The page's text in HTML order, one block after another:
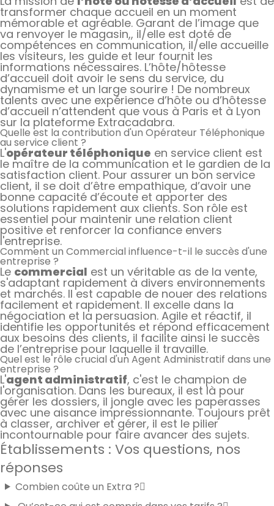
transformer chaque accueil en un moment
mémorable et agréable. Garant de l’image que
va renvoyer le magasin,, il/elle est doté de
compétences en communication, il/elle accueille
les visiteurs, les guide et leur fournit les
informations nécessaires. L’hôte/hôtesse
d’accueil doit avoir le sens du service, du
dynamisme et un large sourire ! De nombreux
talents avec une expérience d’hôte ou d’hôtesse
d’accueil n’attendent que vous à Paris et à Lyon
sur la plateforme Extracadabra.
Quelle est la contribution d'un Opérateur Téléphonique
au service client ?
L'opérateur téléphonique en service client est
le maître de la communication et le gardien de la
satisfaction client. Pour assurer un bon service
client, il se doit d’être empathique, d’avoir une
bonne capacité d’écoute et apporter des
solutions rapidement aux clients. Son rôle est
essentiel pour maintenir une relation client
positive et renforcer la confiance envers
l'entreprise.
Comment un Commercial influence-t-il le succès d'une
entreprise ?
Le commercial est un véritable as de la vente,
s'adaptant rapidement à divers environnements
et marchés. Il est capable de nouer des relations
facilement et rapidement. Il excelle dans la
négociation et la persuasion. Agile et réactif, il
identifie les opportunités et répond efficacement
aux besoins des clients, il facilite ainsi le succès
de l’entreprise pour laquelle il travaille.
Quel est le rôle crucial d'un Agent Administratif dans une
entreprise ?
L'agent administratif, c'est le champion de
l'organisation. Dans les bureaux, il est là pour
gérer les dossiers, il jongle avec les paperasses
avec une aisance impressionnante. Toujours prêt
à classer, archiver et gérer, il est le pilier
incontournable pour faire avancer des sujets.
Établissements : Vos questions, nos
réponses
Combien coûte un Extra ?